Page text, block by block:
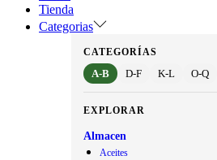
Tienda
Categorias
CATEGORÍAS
A-B D-F K-L O-Q
EXPLORAR
Almacen
Aceites